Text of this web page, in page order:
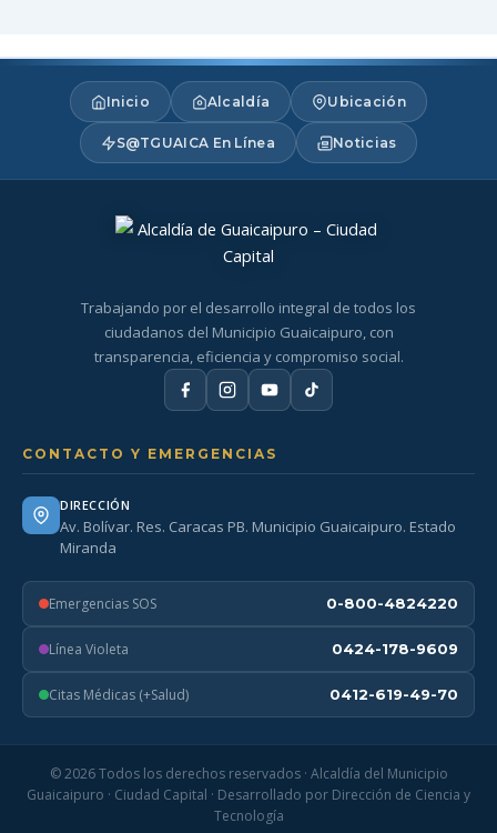
Inicio Alcaldía Ubicación
S@TGUAICA En Línea Noticias
Trabajando por el desarrollo integral de todos los
ciudadanos del Municipio Guaicaipuro, con
transparencia, eficiencia y compromiso social.
CONTACTO Y EMERGENCIAS
DIRECCIÓN
Av. Bolívar. Res. Caracas PB. Municipio Guaicaipuro. Estado
Miranda
Emergencias SOS 0-800-4824220
Línea Violeta 0424-178-9609
Citas Médicas (+Salud) 0412-619-49-70
© 2026 Todos los derechos reservados · Alcaldía del Municipio
Guaicaipuro · Ciudad Capital · Desarrollado por Dirección de Ciencia y
Tecnología